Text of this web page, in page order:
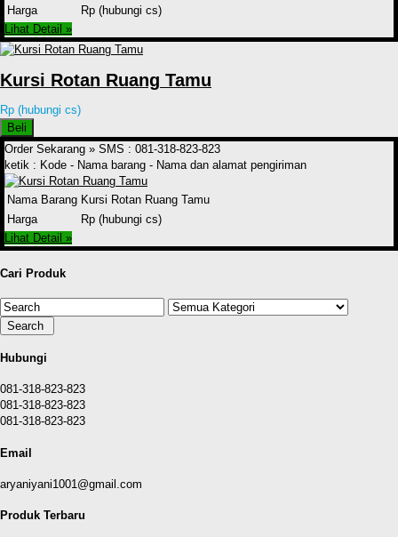
Harga
Rp (hubungi cs)
Lihat Detail »
Kursi Rotan Ruang Tamu
Rp (hubungi cs)
Beli
Order Sekarang » SMS : 081-318-823-823
ketik : Kode - Nama barang - Nama dan alamat pengiriman
Nama Barang Kursi Rotan Ruang Tamu
Harga
Rp (hubungi cs)
Lihat Detail »
Cari Produk
Hubungi
081-318-823-823
081-318-823-823
081-318-823-823
Email
aryaniyani1001@gmail.com
Produk Terbaru